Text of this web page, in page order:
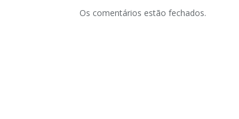
Os comentários estão fechados.